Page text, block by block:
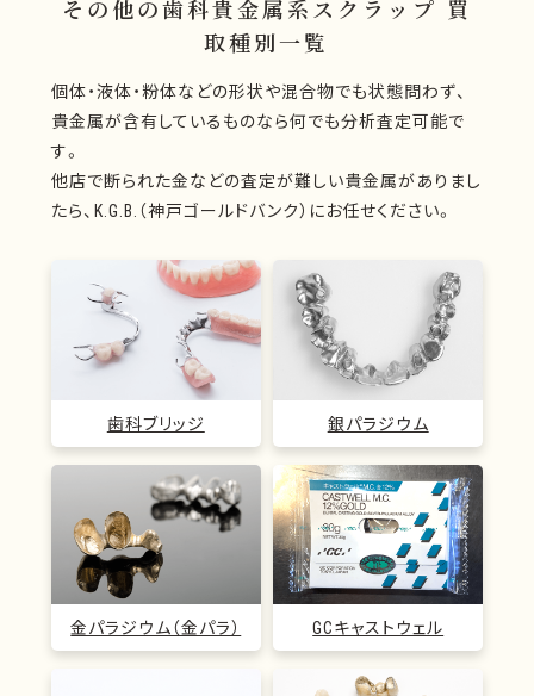
その他の歯科貴金属系スクラップ 買
取種別一覧
個体・液体・粉体などの形状や混合物でも状態問わず、
貴金属が含有しているものなら何でも分析査定可能で
す。
他店で断られた金などの査定が難しい貴金属がありまし
たら、K.G.B.（神戸ゴールドバンク）にお任せください。
歯科ブリッジ 銀パラジウム
金パラジウム（金パラ） GCキャストウェル